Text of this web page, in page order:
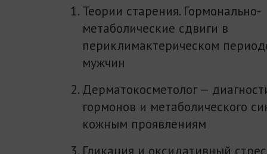
Теории старения. Гормонально-
метаболические сдвиги в
периклимактерическом
мужчин
Дерматокосметолог —
гормонов и метаболического
кожным проявлениям
Гликация и оксидативный